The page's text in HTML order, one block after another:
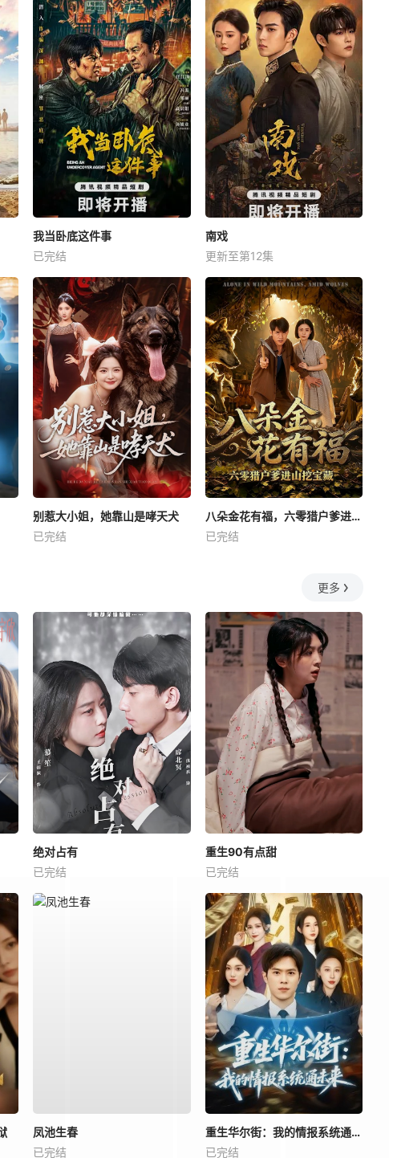
我当卧底这件事
已完结
南戏
更新至第12集
别惹大小姐，她靠山是哮天犬
已完结
八朵金花有福，六零猎户爹进山挖宝藏
已完结
更多
绝对占有
已完结
重生90有点甜
已完结
凤池生春
已完结
重生华尔街：我的情报系统通未来
已完结